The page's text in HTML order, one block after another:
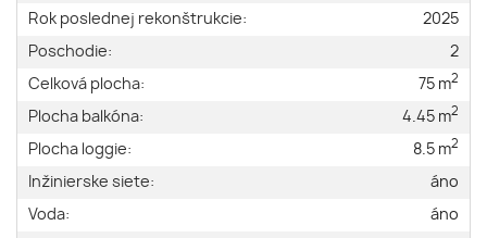
Rok poslednej rekonštrukcie:
2025
Poschodie:
2
Celková plocha:
75 m2
Plocha balkóna: 4.45 m2
Plocha loggie: 8.5 m2
Inžinierske siete:
áno
Voda:
áno